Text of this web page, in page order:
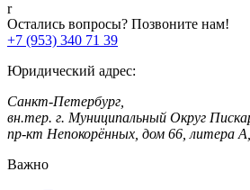
Остались вопросы? Позвоните нам!
+7 (953) 340 71 39
Юридический адрес:
Санкт-Петербург,
вн.тер. г. Муниципальный Округ
пр-кт Непокорённых, дом 66, литера
Важно